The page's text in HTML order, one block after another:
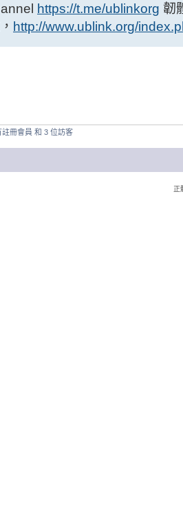
https://t.me/ublinkorg 韌
http://www.ublink.org/
冊會員 和 3 位訪客
正